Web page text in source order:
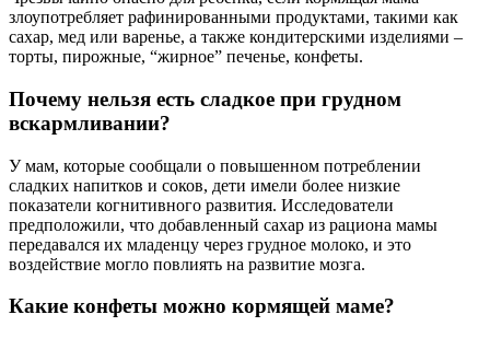
злоупотребляет рафинированными продуктами, такими как
сахар, мед или варенье, а также кондитерскими изделиями –
торты, пирожные, “жирное” печенье, конфеты.
Почему нельзя есть сладкое при грудном
вскармливании?
У мам, которые сообщали о повышенном потреблении
сладких напитков и соков, дети имели более низкие
показатели когнитивного развития. Исследователи
предположили, что добавленный сахар из рациона мамы
передавался их младенцу через грудное молоко, и это
воздействие могло повлиять на развитие мозга.
Какие конфеты можно кормящей маме?